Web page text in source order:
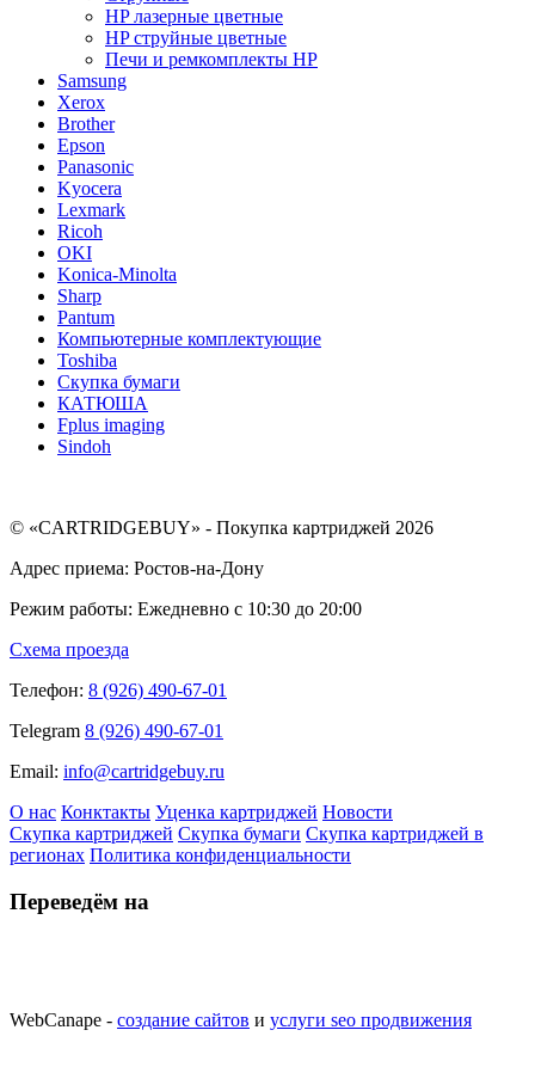
HP лазерные цветные
HP струйные цветные
Печи и ремкомплекты HP
Samsung
Xerox
Brother
Epson
Panasonic
Kyocera
Lexmark
Ricoh
OKI
Konica-Minolta
Sharp
Pantum
Компьютерные комплектующие
Toshiba
Скупка бумаги
КАТЮША
Fplus imaging
Sindoh
© «CARTRIDGEBUY» - Покупка картриджей 2026
Адрес приема: Ростов-на-Дону
Режим работы: Ежедневно с 10:30 до 20:00
Схема проезда
Телефон: 8 (926) 490-67-01
Telegram 8 (926) 490-67-01
Email: info@cartridgebuy.ru
О нас Конктакты Уценка картриджей Новости
Скупка картриджей Скупка бумаги Скупка картриджей в
регионах Политика конфиденциальности
Переведём на
WebCanape - создание сайтов и услуги seo продвижения